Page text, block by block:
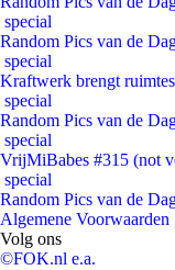
special
Random Pics van de
special
Kraftwerk brengt
special
Random Pics van de
special
VrijMiBabes #315 (not
special
Random Pics van de
Algemene Voorwaarden
Volg ons
©FOK.nl e.a.